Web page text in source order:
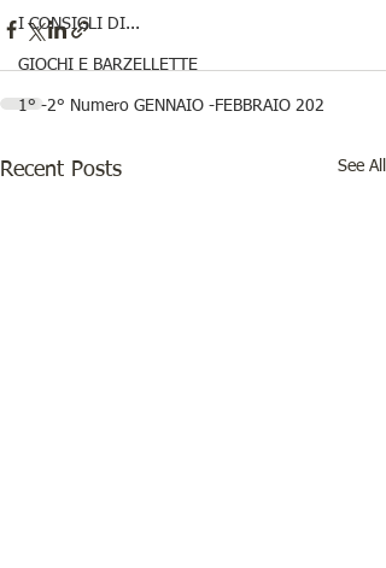
I CONSIGLI DI...
GIOCHI E BARZELLETTE
1° -2° Numero GENNAIO -FEBBRAIO 202
Recent Posts See All